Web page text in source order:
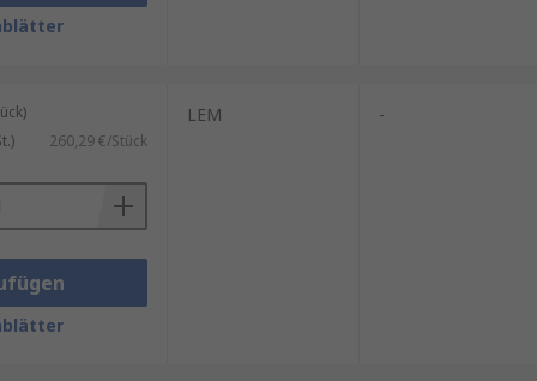
der Strom über eine
260,29 €/Stück
LEM -